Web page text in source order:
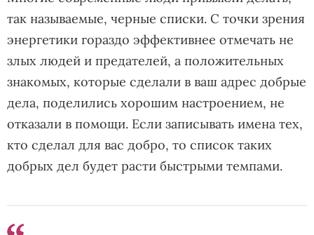
так называемые, черные списки. С точки зрения
энергетики гораздо эффективнее отмечать не
злых людей и предателей, а положительных
знакомых, которые сделали в ваш адрес добрые
дела, поделились хорошим настроением, не
отказали в помощи. Если записывать имена тех,
кто сделал для вас добро, то список таких
добрых дел будет расти быстрыми темпами.